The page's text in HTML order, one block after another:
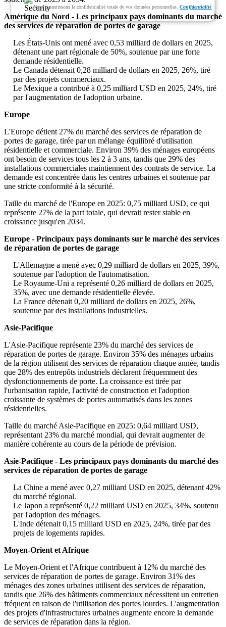
Nous garantissons la confidentialité totale de vos données personnelles.Confidentialité
Amérique du Nord - Les principaux pays dominants du marché
des services de réparation de portes de garage
Les États-Unis ont mené avec 0,53 milliard de dollars en 2025,
détenant une part régionale de 50%, soutenue par une forte
demande résidentielle.
Le Canada détenait 0,28 milliard de dollars en 2025, 26%, tiré
par des projets commerciaux.
Le Mexique a contribué à 0,25 milliard USD en 2025, 24%, tiré
par l'augmentation de l'adoption urbaine.
Europe
L'Europe détient 27% du marché des services de réparation de
portes de garage, tirée par un mélange équilibré d'utilisation
résidentielle et commerciale. Environ 39% des ménages européens
ont besoin de services tous les 2 à 3 ans, tandis que 29% des
installations commerciales maintiennent des contrats de service. La
demande est concentrée dans les centres urbaines et soutenue par
une stricte conformité à la sécurité.
Taille du marché de l'Europe en 2025: 0,75 milliard USD, ce qui
représente 27% de la part totale, qui devrait rester stable en
croissance jusqu'en 2034.
Europe - Principaux pays dominants sur le marché des services
de réparation de portes de garage
L'Allemagne a mené avec 0,29 milliard de dollars en 2025, 39%,
soutenue par l'adoption de l'automatisation.
Le Royaume-Uni a représenté 0,26 milliard de dollars en 2025,
35%, avec une demande résidentielle élevée.
La France détenait 0,20 milliard de dollars en 2025, 26%,
soutenue par des installations industrielles.
Asie-Pacifique
L'Asie-Pacifique représente 23% du marché des services de
réparation de portes de garage. Environ 35% des ménages urbains
de la région utilisent des services de réparation chaque année, tandis
que 28% des entrepôts industriels déclarent fréquemment des
dysfonctionnements de porte. La croissance est tirée par
l'urbanisation rapide, l'activité de construction et l'adoption
croissante de systèmes de portes automatisés dans les zones
résidentielles.
Taille du marché Asie-Pacifique en 2025: 0,64 milliard USD,
représentant 23% du marché mondial, qui devrait augmenter de
manière cohérente au cours de la période de prévision.
Asie-Pacifique - Les principaux pays dominants du marché des
services de réparation de portes de garage
La Chine a mené avec 0,27 milliard USD en 2025, détenant 42%
du marché régional.
Le Japon a représenté 0,22 milliard USD en 2025, 34%, soutenu
par l'adoption des ménages.
L'Inde détenait 0,15 milliard USD en 2025, 24%, tirée par des
projets de logements rapides.
Moyen-Orient et Afrique
Le Moyen-Orient et l'Afrique contribuent à 12% du marché des
services de réparation de portes de garage. Environ 31% des
ménages des zones urbaines utilisent des services de réparation,
tandis que 26% des bâtiments commerciaux nécessitent un entretien
fréquent en raison de l'utilisation des portes lourdes. L'augmentation
des projets d'infrastructures urbaines augmente encore la demande
de services de réparation dans la région.